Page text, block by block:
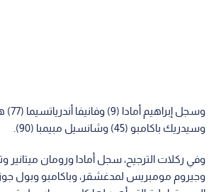
وسجل
وسيدريك باكامبو (45) وشانسيل مبيمبا (90).
وفي ركلات الترجيح، سجل أمادا ورومان
وجيروم مومبريس لمدغشقر، وباكامبو وبول